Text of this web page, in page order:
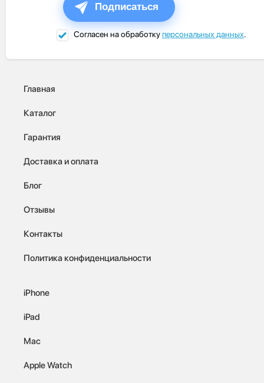
Подписаться
Согласен на обработкуперсональных данных.
Главная
Каталог
Гарантия
Доставка и оплата
Блог
Отзывы
Контакты
Политика конфиденциальности
iPhone
iPad
Mac
Apple Watch